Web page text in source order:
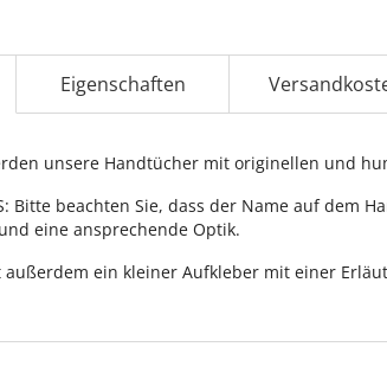
Eigenschaften
unsere Handtücher mit originellen und
Bitte beachten Sie, dass der Name auf
eine ansprechende Optik.
außerdem ein kleiner Aufkleber mit einer